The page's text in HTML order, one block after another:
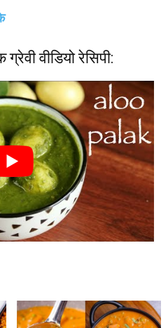
वीडियो रेसिपी: